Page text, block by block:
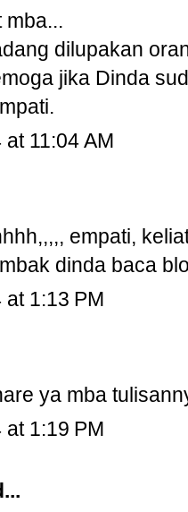
mba...
dilupakan
jika Dinda
11:04 AM
empati,
dinda baca
1:13 PM
ya mba
1:19 PM